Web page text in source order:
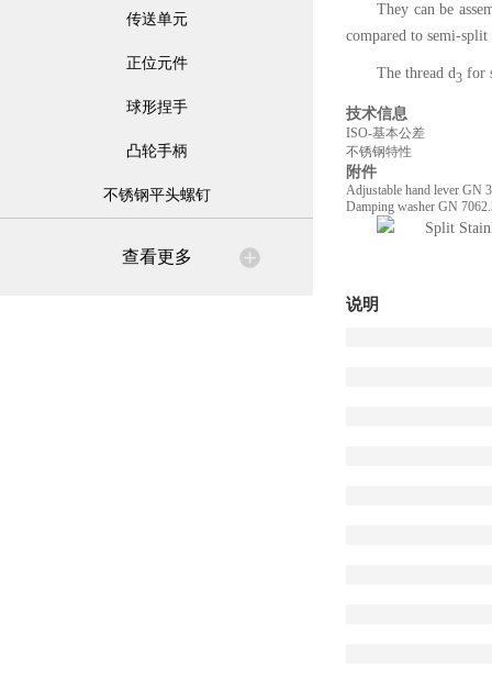
传送单元
正位元件
球形捏手
凸轮手柄
不锈钢平头螺钉
查看更多
They can be
compared to semi-split
The thread d3 for
技术信息
ISO-基本公差
不锈钢特性
附件
Adjustable hand lever GN
Damping washer GN
说明